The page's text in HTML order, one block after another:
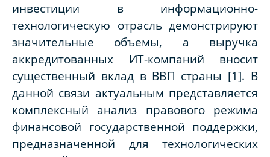
инвестиции в информационно-
технологическую отрасль демонстрируют
значительные объемы, а выручка
аккредитованных ИТ-компаний вносит
существенный вклад в ВВП страны [1]. В
данной связи актуальным представляется
комплексный анализ правового режима
финансовой государственной поддержки,
предназначенной для технологических